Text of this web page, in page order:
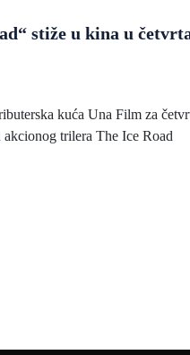
stiže u kina u
kuća Una Film za
trilera The Ice Road